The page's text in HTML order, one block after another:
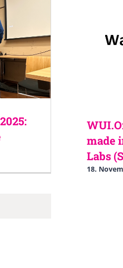
made
Labs
18.